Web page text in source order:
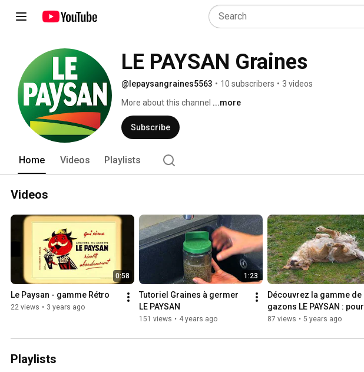
LE PAYSAN Graines
@lepaysangraines5563 • 10 subscribers • 3 videos
More about this channel ...more
Subscribe
Home Videos Playlists
Videos
0:58
Le Paysan - gamme Rétro
22 views • 3 years ago
1:23
Tutoriel Graines à germer
LE PAYSAN
151 views • 4 years ago
Découvrez la gamme de
gazons LE PAYSAN : pour
tous les types de sols et
87 views • 5 years ago
Playlists